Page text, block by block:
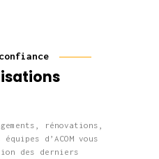
rénovations,
d’ACOM vous
des derniers